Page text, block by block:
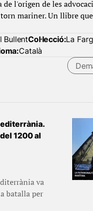
l'origen de les
mariner. Un llibre
BullentCol·lecció:La
Català
1200 al
va
batalla per